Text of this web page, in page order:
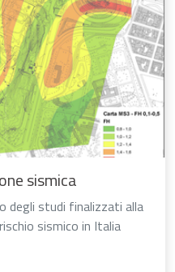
sismica
degli studi finalizzati alla
sismico in Italia